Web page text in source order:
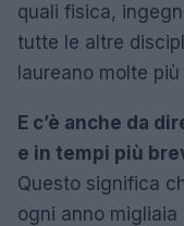
quali fisica,
tutte le altre
laureano molte più
E c’è anche da
e in tempi più
Questo significa
ogni anno